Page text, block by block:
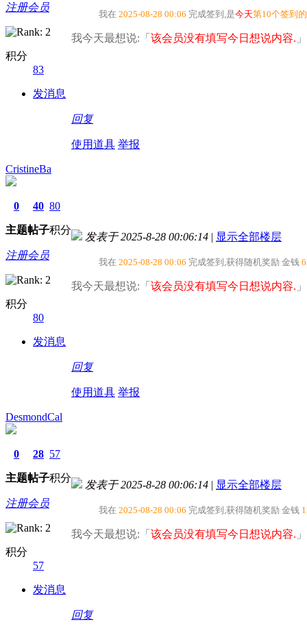
注册会员
积分
83
发消息
我在 2025-08-28 00:06 完成签到,是今天第10个签到
我今天最想说:「 该会员没有填写今日想说内容.
回复
使用道具 举报
CristineBa
0
主题
40
帖子
80
积分
注册会员
积分
80
发消息
发表于 2025-8-28 00:06:14 | 显示全部楼层
我在 2025-08-28 00:06 完成签到,获得随机奖励 金钱
我今天最想说:「 该会员没有填写今日想说内容.
回复
使用道具 举报
DesmondCal
0
主题
28
帖子
57
积分
注册会员
积分
57
发消息
发表于 2025-8-28 00:06:14 | 显示全部楼层
我在 2025-08-28 00:06 完成签到,获得随机奖励 金钱
我今天最想说:「 该会员没有填写今日想说内容.
回复